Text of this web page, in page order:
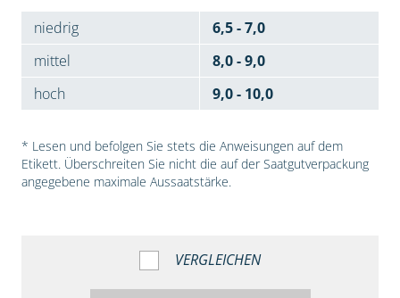
niedrig
6,5 - 7,0
mittel
8,0 - 9,0
hoch
9,0 - 10,0
* Lesen und befolgen Sie stets die Anweisungen auf dem
Etikett. Überschreiten Sie nicht die auf der Saatgutverpackung
angegebene maximale Aussaatstärke.
VERGLEICHEN